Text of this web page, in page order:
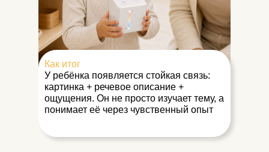
У ребёнка появляется стойкая связь:
картинка + речевое описание +
ощущения. Он не просто изучает тему, а
понимает её через чувственный опыт
Как итог